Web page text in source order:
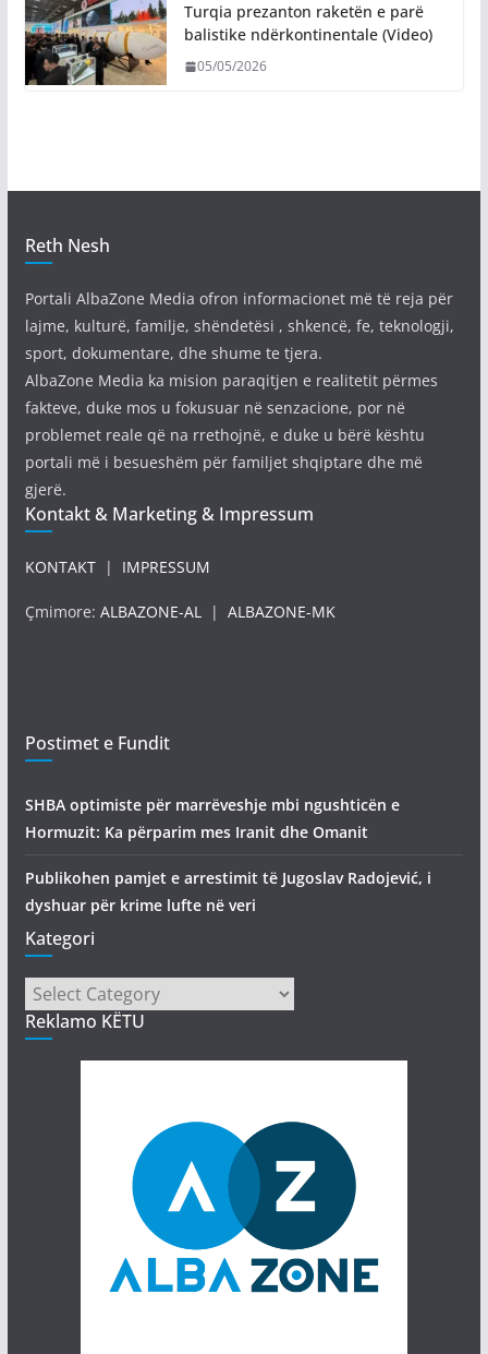
Turqia prezanton raketën e parë
balistike ndërkontinentale (Video)
05/05/2026
Reth Nesh
Portali AlbaZone Media ofron informacionet më të reja për
lajme, kulturë, familje, shëndetësi , shkencë, fe, teknologji,
sport, dokumentare, dhe shume te tjera.
AlbaZone Media ka mision paraqitjen e realitetit përmes
fakteve, duke mos u fokusuar në senzacione, por në
problemet reale që na rrethojnë, e duke u bërë kështu
portali më i besueshëm për familjet shqiptare dhe më
gjerë.
Kontakt & Marketing & Impressum
KONTAKT| IMPRESSUM
Çmimore: ALBAZONE-AL| ALBAZONE-MK
Postimet e Fundit
SHBA optimiste për marrëveshje mbi ngushticën e
Hormuzit: Ka përparim mes Iranit dhe Omanit
Publikohen pamjet e arrestimit të Jugoslav Radojević, i
dyshuar për krime lufte në veri
Kategori
Kategori
Reklamo KËTU